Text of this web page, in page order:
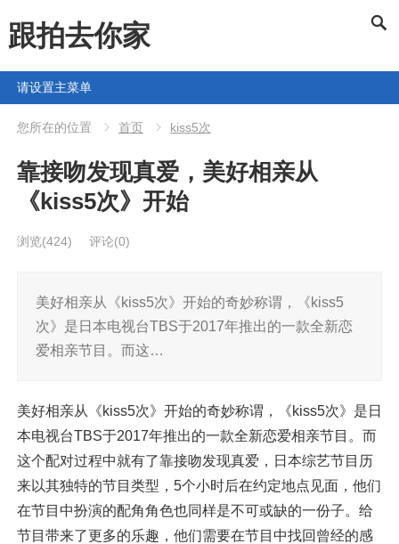
跟拍去你家
请设置主菜单
您所在的位置 首页 kiss5次
靠接吻发现真爱，美好相亲从
《kiss5次》开始
浏览(424) 评论(0)
美好相亲从《kiss5次》开始的奇妙称谓，《kiss5
次》是日本电视台TBS于2017年推出的一款全新恋
爱相亲节目。而这…
美好相亲从《kiss5次》开始的奇妙称谓，《kiss5次》是日
本电视台TBS于2017年推出的一款全新恋爱相亲节目。而
这个配对过程中就有了靠接吻发现真爱，日本综艺节目历
来以其独特的节目类型，5个小时后在约定地点见面，他们
在节目中扮演的配角角色也同样是不可或缺的一份子。给
节目带来了更多的乐趣，他们需要在节目中找回曾经的感